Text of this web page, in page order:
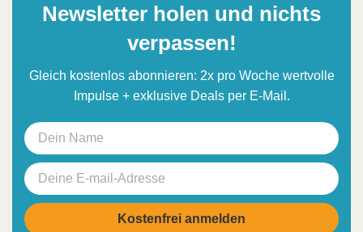
Newsletter holen und nichts
verpassen!
Gleich kostenlos abonnieren: 2x pro Woche wertvolle
Impulse + exklusive Deals per E-Mail.